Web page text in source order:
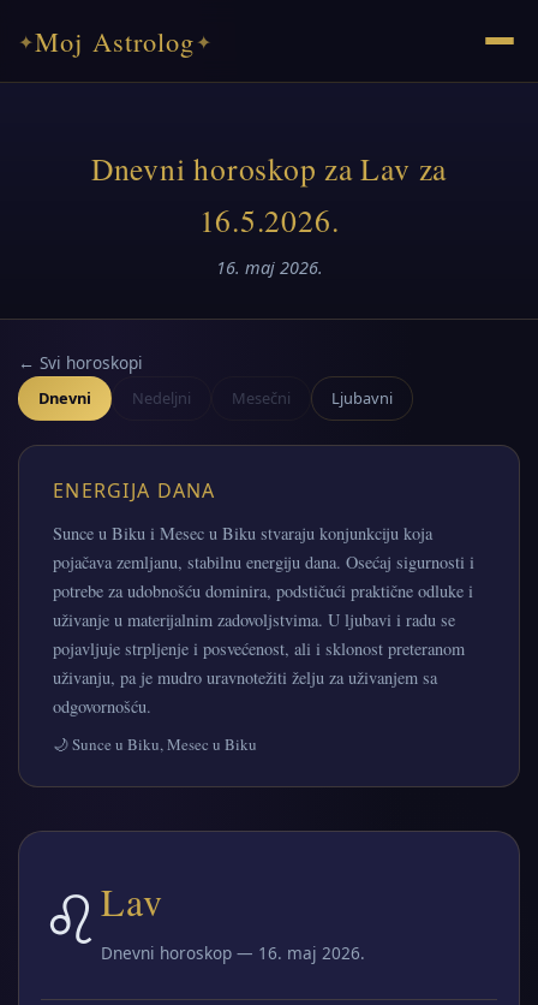
✦Moj Astrolog✦
Dnevni horoskop za Lav za
16.5.2026.
16. maj 2026.
← Svi horoskopi
Dnevni Nedeljni Mesečni Ljubavni
ENERGIJA DANA
Sunce u Biku i Mesec u Biku stvaraju konjunkciju koja
pojačava zemljanu, stabilnu energiju dana. Osećaj sigurnosti i
potrebe za udobnošću dominira, podstičući praktične odluke i
uživanje u materijalnim zadovoljstvima. U ljubavi i radu se
pojavljuje strpljenje i posvećenost, ali i sklonost preteranom
uživanju, pa je mudro uravnotežiti želju za uživanjem sa
odgovornošću.
🌙 Sunce u Biku, Mesec u Biku
♌Lav
Dnevni horoskop — 16. maj 2026.